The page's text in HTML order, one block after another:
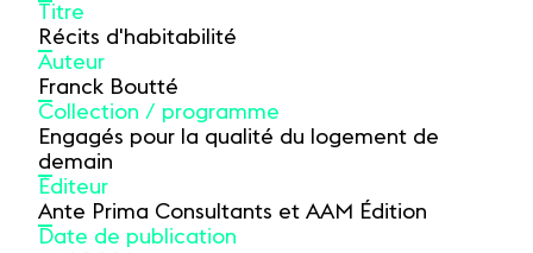
Titre
Récits d'habitabilité
Auteur
Franck Boutté
Collection / programme
Engagés pour la qualité du logement de
demain
Éditeur
Ante Prima Consultants et AAM Édition
Date de publication